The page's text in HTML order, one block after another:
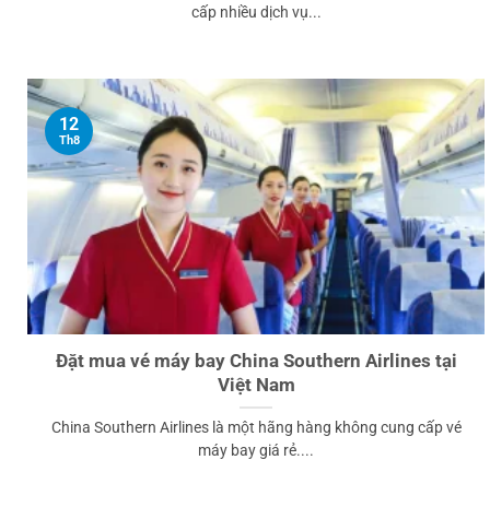
cấp nhiều dịch vụ...
Đặt mua vé máy bay China Southern Airlines tại
Việt Nam
China Southern Airlines là một hãng hàng không cung cấp vé
máy bay giá rẻ....
12
Th8